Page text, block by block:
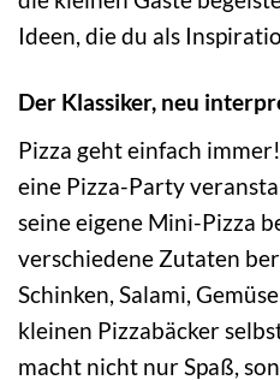
Ideen, die du als
Der Klassiker, neu
Pizza geht einfach
eine Pizza-Party
seine eigene Mini-Pizza
verschiedene Zutaten
Schinken, Salami,
kleinen Pizzabäcker
macht nicht nur Spaß,